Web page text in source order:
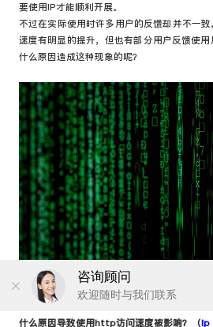
要使用IP才能顺利开展。
不过在实际使用时许多用户的反馈却并不一
速度有明显的提升，但也有部分用户反馈使
什么原因造成这种现象的呢？
什么原因导致使用http访问速度被影响？（ip